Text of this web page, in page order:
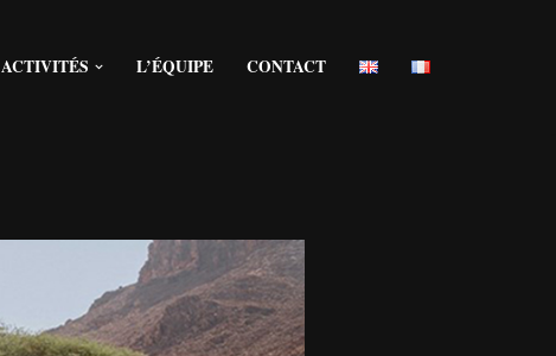
ACTIVITÉS L’ÉQUIPE CONTACT